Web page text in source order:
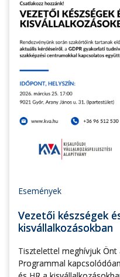
Események
Vezetői készségek
kisvállalkozásokban
Tisztelettel meghívjuk
Programmal